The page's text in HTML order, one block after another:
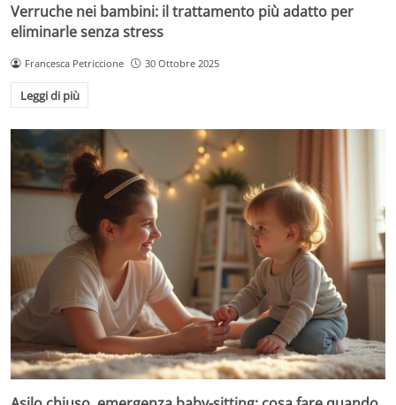
Verruche nei bambini: il trattamento più adatto per
eliminarle senza stress
Francesca Petriccione 30 Ottobre 2025
Leggi di più